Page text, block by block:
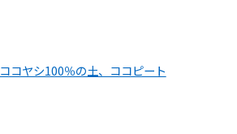
ココヤシ100％の土、ココピート